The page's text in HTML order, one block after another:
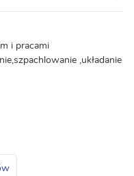
i pracami
,układanie